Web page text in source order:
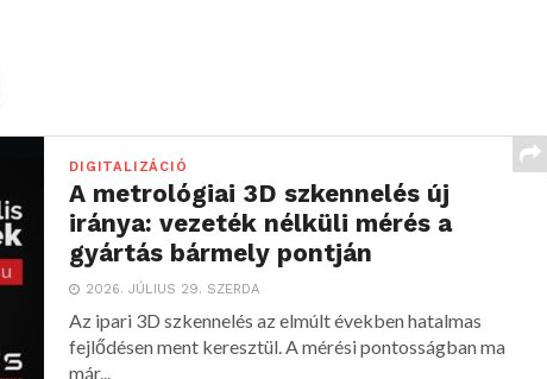
DIGITALIZÁCIÓ
A metrológiai 3D szkennelés új
iránya: vezeték nélküli mérés a
gyártás bármely pontján
2026. JÚLIUS 29. SZERDA
Az ipari 3D szkennelés az elmúlt években hatalmas
fejlődésen ment keresztül. A mérési pontosságban ma
már...